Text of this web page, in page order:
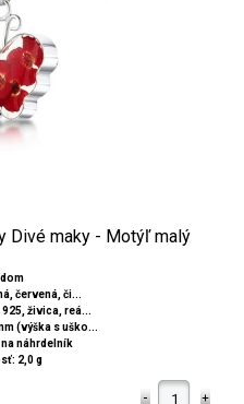
Divé maky - Motýľ malý
červená, či...
živica, reá...
(výška s uško...
náhrdelník
2,0 g